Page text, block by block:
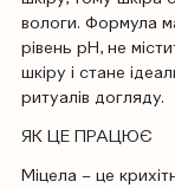
вологи. Формула
рівень рН, не
шкіру і стане
ритуалів догляду.
ЯК ЦЕ ПРАЦЮЄ
Міцела – це